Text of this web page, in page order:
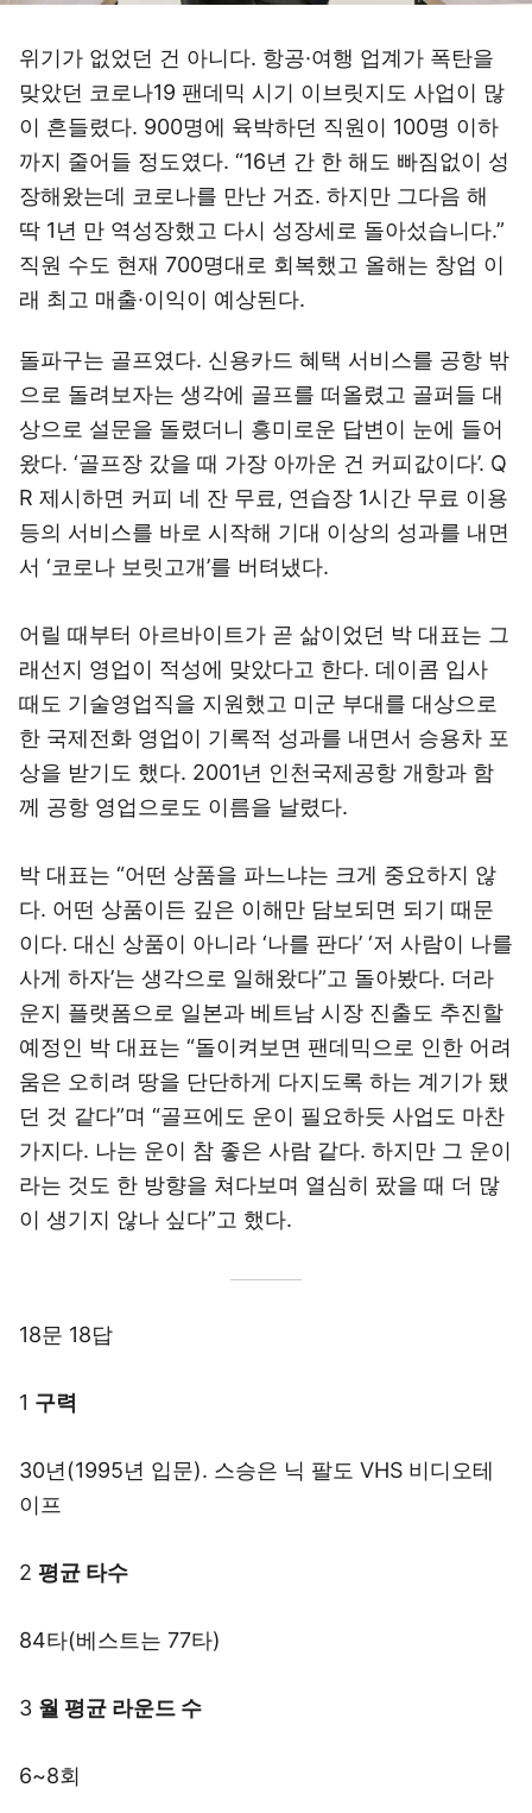
위기가 없었던 건 아니다. 항공·여행 업계가 폭탄을
맞았던 코로나19 팬데믹 시기 이브릿지도 사업이 많
이 흔들렸다. 900명에 육박하던 직원이 100명 이하
까지 줄어들 정도였다. “16년 간 한 해도 빠짐없이 성
장해왔는데 코로나를 만난 거죠. 하지만 그다음 해
딱 1년 만 역성장했고 다시 성장세로 돌아섰습니다.”
직원 수도 현재 700명대로 회복했고 올해는 창업 이
래 최고 매출·이익이 예상된다.
돌파구는 골프였다. 신용카드 혜택 서비스를 공항 밖
으로 돌려보자는 생각에 골프를 떠올렸고 골퍼들 대
상으로 설문을 돌렸더니 흥미로운 답변이 눈에 들어
왔다. ‘골프장 갔을 때 가장 아까운 건 커피값이다’. Q
R 제시하면 커피 네 잔 무료, 연습장 1시간 무료 이용
등의 서비스를 바로 시작해 기대 이상의 성과를 내면
서 ‘코로나 보릿고개’를 버텨냈다.
어릴 때부터 아르바이트가 곧 삶이었던 박 대표는 그
래선지 영업이 적성에 맞았다고 한다. 데이콤 입사
때도 기술영업직을 지원했고 미군 부대를 대상으로
한 국제전화 영업이 기록적 성과를 내면서 승용차 포
상을 받기도 했다. 2001년 인천국제공항 개항과 함
께 공항 영업으로도 이름을 날렸다.
박 대표는 “어떤 상품을 파느냐는 크게 중요하지 않
다. 어떤 상품이든 깊은 이해만 담보되면 되기 때문
이다. 대신 상품이 아니라 ‘나를 판다’ ‘저 사람이 나를
사게 하자’는 생각으로 일해왔다”고 돌아봤다. 더라
운지 플랫폼으로 일본과 베트남 시장 진출도 추진할
예정인 박 대표는 “돌이켜보면 팬데믹으로 인한 어려
움은 오히려 땅을 단단하게 다지도록 하는 계기가 됐
던 것 같다”며 “골프에도 운이 필요하듯 사업도 마찬
가지다. 나는 운이 참 좋은 사람 같다. 하지만 그 운이
라는 것도 한 방향을 쳐다보며 열심히 팠을 때 더 많
이 생기지 않나 싶다”고 했다.
18문 18답
1 구력
30년(1995년 입문). 스승은 닉 팔도 VHS 비디오테
이프
2 평균 타수
84타(베스트는 77타)
3 월 평균 라운드 수
6~8회